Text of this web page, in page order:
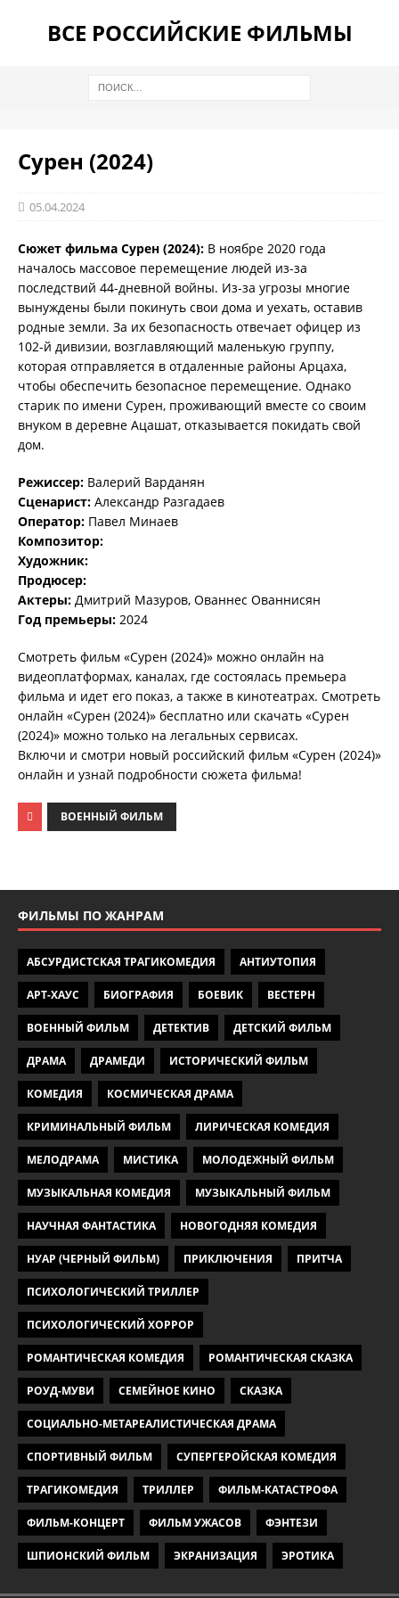
ВСЕ РОССИЙСКИЕ ФИЛЬМЫ
Сурен (2024)
05.04.2024
Сюжет фильма Сурен (2024): В ноябре 2020 года
началось массовое перемещение людей из-за
последствий 44-дневной войны. Из-за угрозы многие
вынуждены были покинуть свои дома и уехать, оставив
родные земли. За их безопасность отвечает офицер из
102-й дивизии, возглавляющий маленькую группу,
которая отправляется в отдаленные районы Арцаха,
чтобы обеспечить безопасное перемещение. Однако
старик по имени Сурен, проживающий вместе со своим
внуком в деревне Ацашат, отказывается покидать свой
дом.
Режиссер: Валерий Варданян
Сценарист: Александр Разгадаев
Оператор: Павел Минаев
Композитор:
Художник:
Продюсер:
Актеры: Дмитрий Мазуров, Ованнес Ованнисян
Год премьеры: 2024
Смотреть фильм «Сурен (2024)» можно онлайн на
видеоплатформах, каналах, где состоялась премьера
фильма и идет его показ, а также в кинотеатрах. Смотреть
онлайн «Сурен (2024)» бесплатно или скачать «Сурен
(2024)» можно только на легальных сервисах.
Включи и смотри новый российский фильм «Сурен (2024)»
онлайн и узнай подробности сюжета фильма!
ВОЕННЫЙ ФИЛЬМ
ФИЛЬМЫ ПО ЖАНРАМ
АБСУРДИСТСКАЯ ТРАГИКОМЕДИЯ АНТИУТОПИЯ
АРТ-ХАУС БИОГРАФИЯ БОЕВИК ВЕСТЕРН
ВОЕННЫЙ ФИЛЬМ ДЕТЕКТИВ ДЕТСКИЙ ФИЛЬМ
ДРАМА ДРАМЕДИ ИСТОРИЧЕСКИЙ ФИЛЬМ
КОМЕДИЯ КОСМИЧЕСКАЯ ДРАМА
КРИМИНАЛЬНЫЙ ФИЛЬМ ЛИРИЧЕСКАЯ КОМЕДИЯ
МЕЛОДРАМА МИСТИКА МОЛОДЕЖНЫЙ ФИЛЬМ
МУЗЫКАЛЬНАЯ КОМЕДИЯ МУЗЫКАЛЬНЫЙ ФИЛЬМ
НАУЧНАЯ ФАНТАСТИКА НОВОГОДНЯЯ КОМЕДИЯ
НУАР (ЧЕРНЫЙ ФИЛЬМ) ПРИКЛЮЧЕНИЯ ПРИТЧА
ПСИХОЛОГИЧЕСКИЙ ТРИЛЛЕР
ПСИХОЛОГИЧЕСКИЙ ХОРРОР
РОМАНТИЧЕСКАЯ КОМЕДИЯ РОМАНТИЧЕСКАЯ СКАЗКА
РОУД-МУВИ СЕМЕЙНОЕ КИНО СКАЗКА
СОЦИАЛЬНО-МЕТАРЕАЛИСТИЧЕСКАЯ ДРАМА
СПОРТИВНЫЙ ФИЛЬМ СУПЕРГЕРОЙСКАЯ КОМЕДИЯ
ТРАГИКОМЕДИЯ ТРИЛЛЕР ФИЛЬМ-КАТАСТРОФА
ФИЛЬМ-КОНЦЕРТ ФИЛЬМ УЖАСОВ ФЭНТЕЗИ
ШПИОНСКИЙ ФИЛЬМ ЭКРАНИЗАЦИЯ ЭРОТИКА